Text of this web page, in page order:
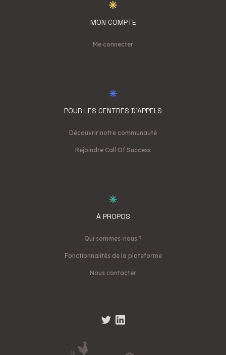
MON COMPTE
Me connecter
POUR LES CENTRES D'APPELS
Découvrir notre communauté
Rejoindre Call Of Success
À PROPOS
Qui sommes-nous ?
Fonctionnalités de la plateforme
Nous contacter